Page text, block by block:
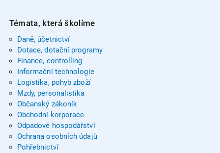
Témata, která školíme
Daně, účetnictví
Dotace, dotační programy
Finance, controlling
Informační technologie
Logistika, pohyb zboží
Mzdy, personalistika
Občanský zákoník
Obchodní korporace
Odpadové hospodářství
Ochrana osobních údajů
Pohřebnictví